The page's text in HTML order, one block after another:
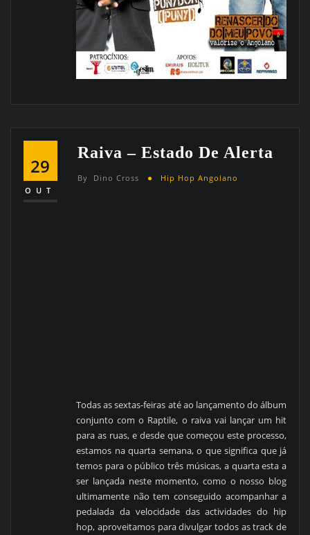
29
OUT
Raiva – Estado De Alerta
By Dino Cross Hip Hop Angolano
Todas as sextas-feiras até ao lançamento do álbum
conjunto com o Raptile, o raiva vai lançar um hit
para as ruas, e desde que começou este processo,
estamos na quarta semana, o que significa que já
temos para o público três músicas, a quarta esta a
ser lançada neste momento, como o nosso blog
ultimamente não tem conseguido acompanhar a
pedalada da velocidade das actividades do hip
hop, aproveitamos para divulgar todos as track de